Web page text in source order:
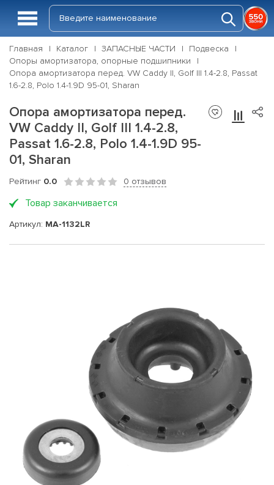
Главная Каталог ЗАПАСНЫЕ ЧАСТИ
Подвеска
Опоры амортизатора, опорные подшипники
Опора амортизатора перед. VW Caddy II, Golf III 1.4-2.8, Passat
1.6-2.8, Polo 1.4-1.9D 95-01, Sharan
Опора амортизатора перед.
VW Caddy II, Golf III 1.4-2.8,
Passat 1.6-2.8, Polo 1.4-1.9D 95-
01, Sharan
Рейтинг 0.0 0 отзывов
Товар заканчивается
Артикул: MA-1132LR